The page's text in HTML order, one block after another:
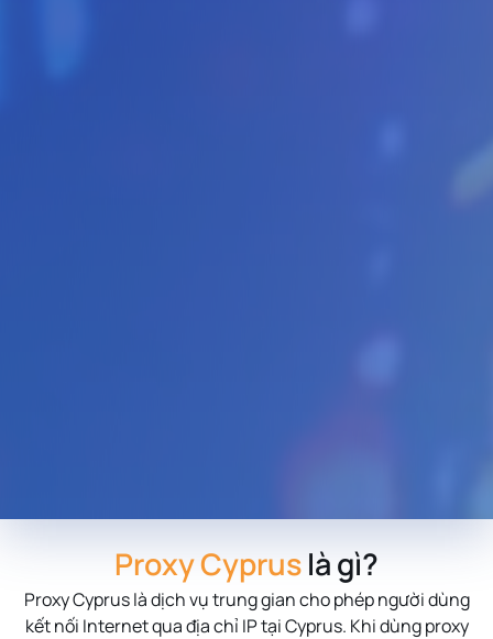
Proxy Cypruslà gì?
Proxy Cypruslà dịch vụ trung gian cho phép người dùng
kết nối Internet qua địa chỉ IP tại Cyprus. Khi dùng proxy